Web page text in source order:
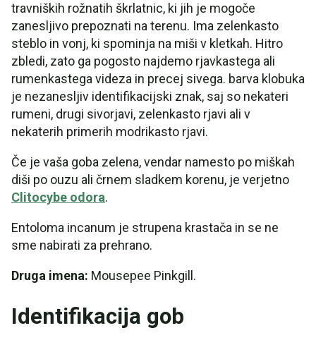
travniških rožnatih škrlatnic, ki jih je mogoče
zanesljivo prepoznati na terenu. Ima zelenkasto
steblo in vonj, ki spominja na miši v kletkah. Hitro
zbledi, zato ga pogosto najdemo rjavkastega ali
rumenkastega videza in precej sivega. barva klobuka
je nezanesljiv identifikacijski znak, saj so nekateri
rumeni, drugi sivorjavi, zelenkasto rjavi ali v
nekaterih primerih modrikasto rjavi.
Če je vaša goba zelena, vendar namesto po miškah
diši po ouzu ali črnem sladkem korenu, je verjetno
Clitocybe odora.
Entoloma incanum je strupena krastača in se ne
sme nabirati za prehrano.
Druga imena: Mousepee Pinkgill.
Identifikacija gob